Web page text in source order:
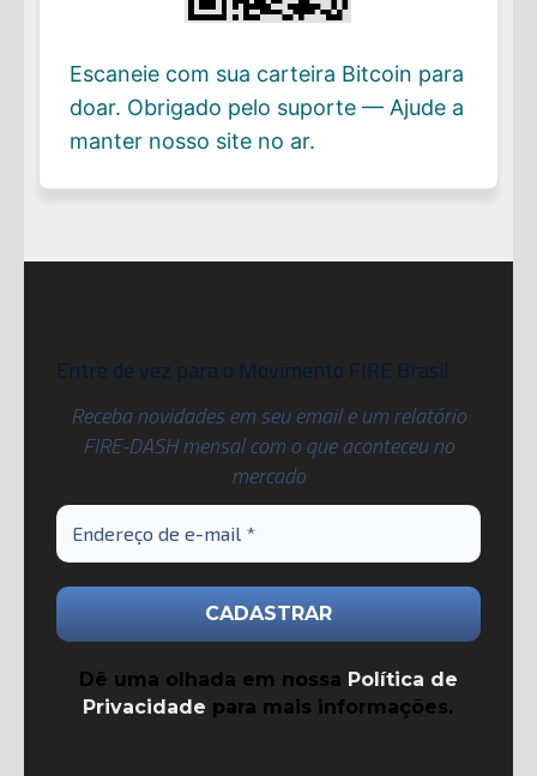
Escaneie com sua carteira Bitcoin para
doar. Obrigado pelo suporte — Ajude a
manter nosso site no ar.
Entre de vez para o Movimento FIRE Brasil
Receba novidades em seu email e um relatório
FIRE-DASH mensal com o que aconteceu no
mercado
Dê uma olhada em nossa Política de
Privacidade para mais informações.